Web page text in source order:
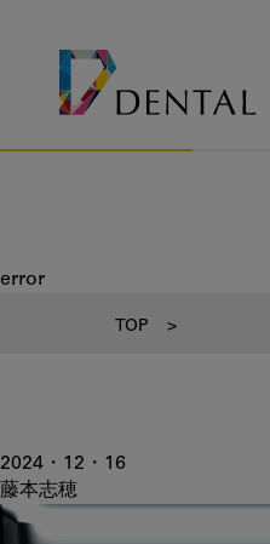
error
TOP >
2024・12・16
藤本志穂